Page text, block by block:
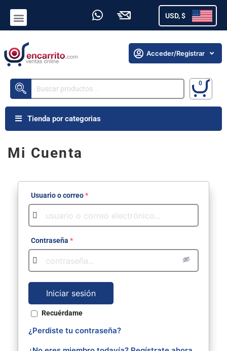
USD, $
Tienda por categorias
Acceder/Registrar
Mi Cuenta
Usuario o correo*
Contraseña *
Recuérdame
¿Perdiste tu contraseña?